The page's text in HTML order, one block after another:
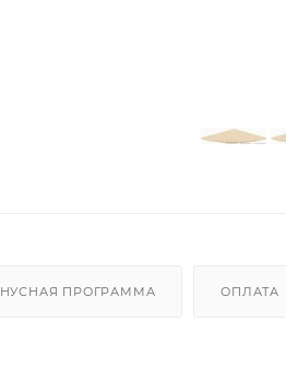
ПРОГРАММА ОПЛАТА